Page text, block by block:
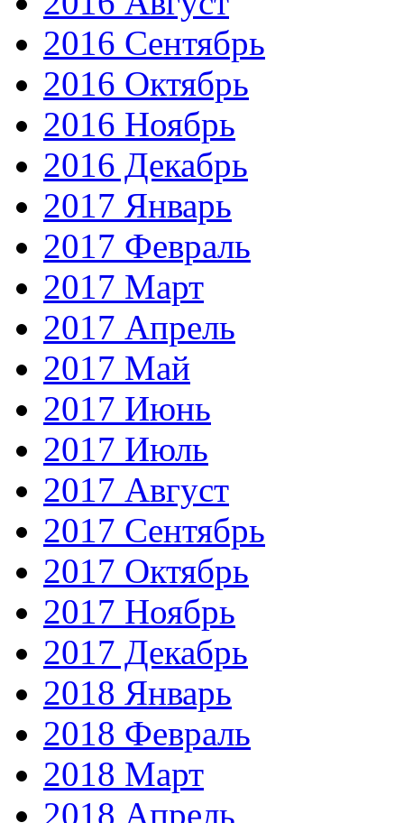
2016 Сентябрь
2016 Октябрь
2016 Ноябрь
2016 Декабрь
2017 Январь
2017 Февраль
2017 Март
2017 Апрель
2017 Май
2017 Июнь
2017 Июль
2017 Август
2017 Сентябрь
2017 Октябрь
2017 Ноябрь
2017 Декабрь
2018 Январь
2018 Февраль
2018 Март
2018 Апрель